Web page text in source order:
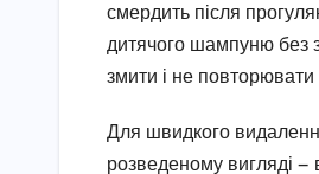
смердить після
дитячого шампуню без
змити і не
Для швидкого
розведеному вигляді —